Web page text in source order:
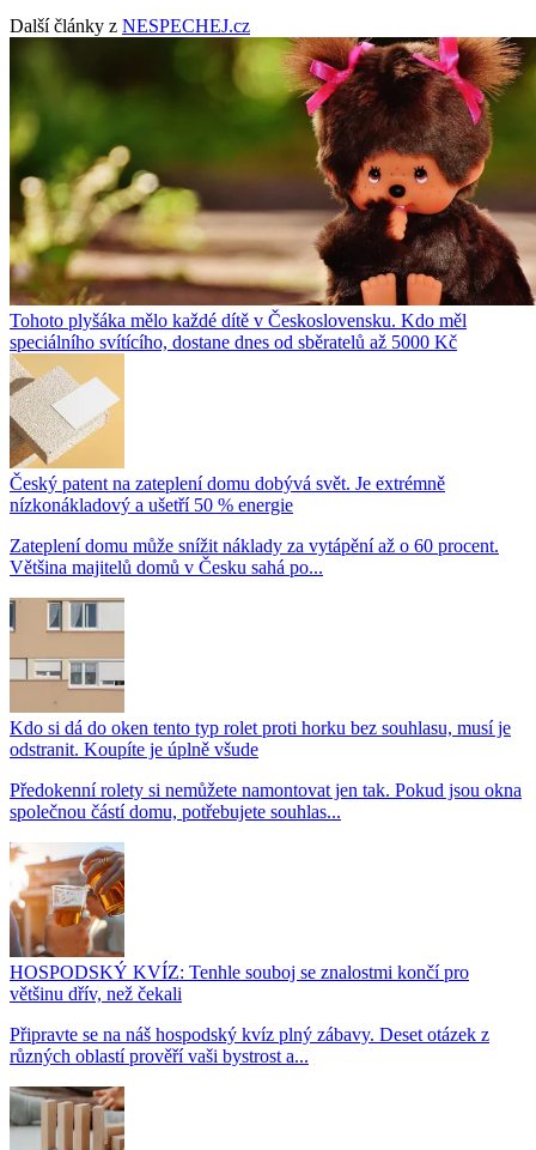
Další články z NESPECHEJ.cz
Tohoto plyšáka mělo každé dítě v Československu. Kdo měl
speciálního svítícího, dostane dnes od sběratelů až 5000 Kč
Český patent na zateplení domu dobývá svět. Je extrémně
nízkonákladový a ušetří 50 % energie
Zateplení domu může snížit náklady za vytápění až o 60 procent.
Většina majitelů domů v Česku sahá po...
Kdo si dá do oken tento typ rolet proti horku bez souhlasu, musí je
odstranit. Koupíte je úplně všude
Předokenní rolety si nemůžete namontovat jen tak. Pokud jsou okna
společnou částí domu, potřebujete souhlas...
HOSPODSKÝ KVÍZ: Tenhle souboj se znalostmi končí pro
většinu dřív, než čekali
Připravte se na náš hospodský kvíz plný zábavy. Deset otázek z
různých oblastí prověří vaši bystrost a...